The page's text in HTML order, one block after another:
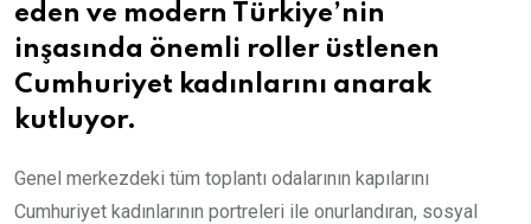
eden ve modern Türkiye’nin
inşasında önemli roller üstlenen
Cumhuriyet kadınlarını anarak
kutluyor.
Genel merkezdeki tüm toplantı odalarının kapılarını
Cumhuriyet kadınlarının portreleri ile onurlandıran, sosyal